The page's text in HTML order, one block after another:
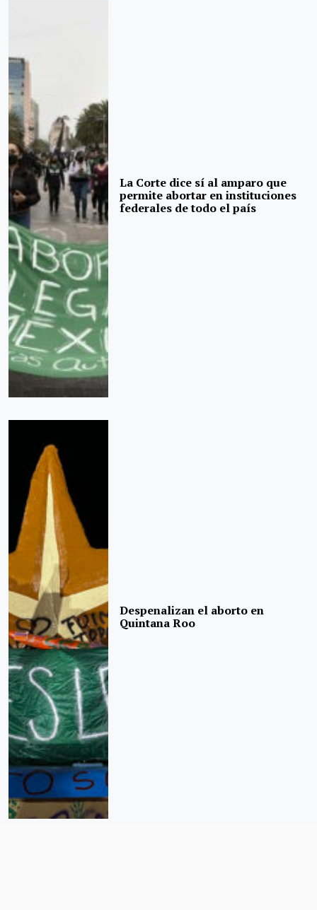
La Corte dice sí al amparo que
permite abortar en instituciones
federales de todo el país
Despenalizan el aborto en
Quintana Roo